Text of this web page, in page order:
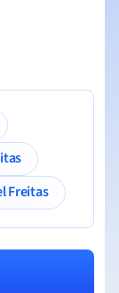
Freitas